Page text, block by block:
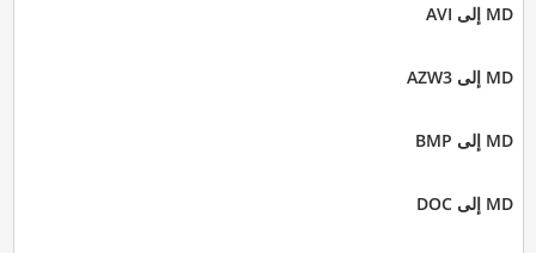
MD إلى AVI
MD إلى AZW3
MD إلى BMP
MD إلى DOC